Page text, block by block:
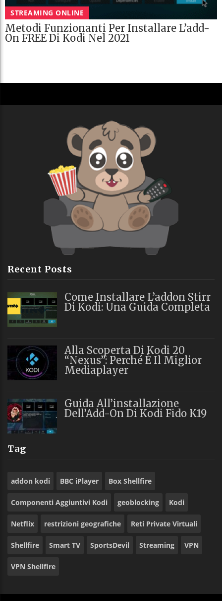
STREAMING ONLINE
Metodi Funzionanti Per Installare L’add-
On FREE Di Kodi Nel 2021
Recent Posts
Come Installare L’addon Stirr
Di Kodi: Una Guida Completa
Alla Scoperta Di Kodi 20
“Nexus”: Perché È Il Miglior
Mediaplayer
Guida All’installazione
Dell’Add-On Di Kodi Fido K19
Tag
addon kodi BBC iPlayer Box Shellfire
Componenti Aggiuntivi Kodi geoblocking Kodi
Netflix restrizioni geografiche Reti Private Virtuali
Shellfire Smart TV SportsDevil Streaming VPN
VPN Shellfire